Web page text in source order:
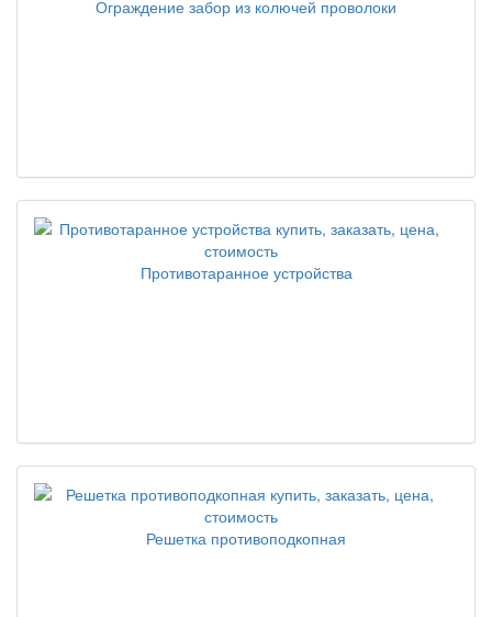
Ограждение забор из колючей проволоки
Противотаранное устройства
Решетка противоподкопная